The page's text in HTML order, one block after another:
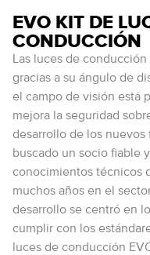
EVO KIT DE
CONDUCCIÓN
Las luces de
gracias a su ángulo de
el campo de visión está
mejora la seguridad
desarrollo de los nuevos
buscado un socio fiable
conocimientos técnicos
muchos años en el
desarrollo se centró en
cumplir con los
luces de conducción